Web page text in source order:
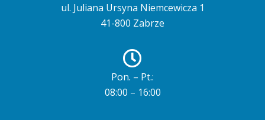
ul. Juliana Ursyna Niemcewicza 1
41-800 Zabrze
Pon. – Pt.:
08:00 – 16:00